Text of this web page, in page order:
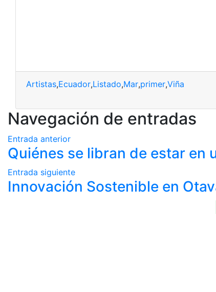
Artistas,Ecuador,Listado,Mar,primer,Viña
Navegación de entradas
Entrada anterior
Quiénes se libran de estar en
Entrada siguiente
Innovación Sostenible en